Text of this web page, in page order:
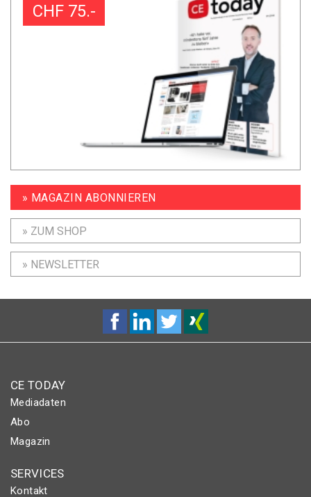
CHF 75.-
» MAGAZIN ABONNIEREN
» ZUM SHOP
» NEWSLETTER
CE TODAY
Mediadaten
Abo
Magazin
SERVICES
Kontakt